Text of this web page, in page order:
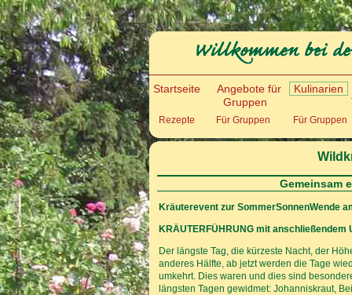
Startseite
Angebote für
Gruppen
Kulinarien
Rezepte Für Gruppen Für Gruppen
Gemeinsam
Kräuterevent zur SommerSonnenWende
KRÄUTERFÜHRUNG mit
Der längste Tag, die kürzeste Nacht, der
anderes Hälfte, ab jetzt werden die Tage
umkehrt. Dies waren und dies sind
längsten Tagen gewidmet: Johanniskraut,